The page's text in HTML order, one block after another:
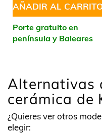
AÑADIR AL
Porte gratuito en
península y Baleares
Alternativas
cerámica de
¿Quieres ver otros
elegir: